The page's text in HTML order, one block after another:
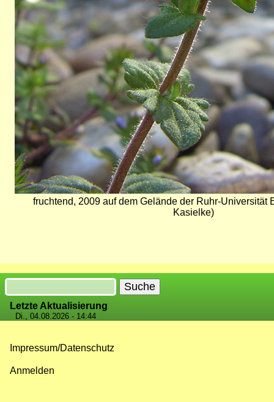
fruchtend, 2009 auf dem Gelände der Ruhr-Universität
Kasielke)
Suche
Letzte Aktualisierung
Di., 04.08.2026 - 14:44
Impressum/Datenschutz
Anmelden